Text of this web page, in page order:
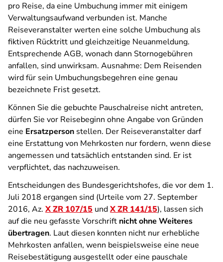
pro Reise, da eine Umbuchung immer mit einigem
Verwaltungsaufwand verbunden ist. Manche
Reiseveranstalter werten eine solche Umbuchung als
fiktiven Rücktritt und gleichzeitige Neuanmeldung.
Entsprechende AGB, wonach dann Stornogebühren
anfallen, sind unwirksam. Ausnahme: Dem Reisenden
wird für sein Umbuchungsbegehren eine genau
bezeichnete Frist gesetzt.
Können Sie die gebuchte Pauschalreise nicht antreten,
dürfen Sie vor Reisebeginn ohne Angabe von Gründen
eine Ersatzperson stellen. Der Reiseveranstalter darf
eine Erstattung von Mehrkosten nur fordern, wenn diese
angemessen und tatsächlich entstanden sind. Er ist
verpflichtet, das nachzuweisen.
Entscheidungen des Bundesgerichtshofes, die vor dem 1.
Juli 2018 ergangen sind (Urteile vom 27. September
2016, Az. X ZR 107/15 undX ZR 141/15), lassen sich
auf die neu gefasste Vorschrift nicht ohne Weiteres
übertragen. Laut diesen konnten nicht nur erhebliche
Mehrkosten anfallen, wenn beispielsweise eine neue
Reisebestätigung ausgestellt oder eine pauschale